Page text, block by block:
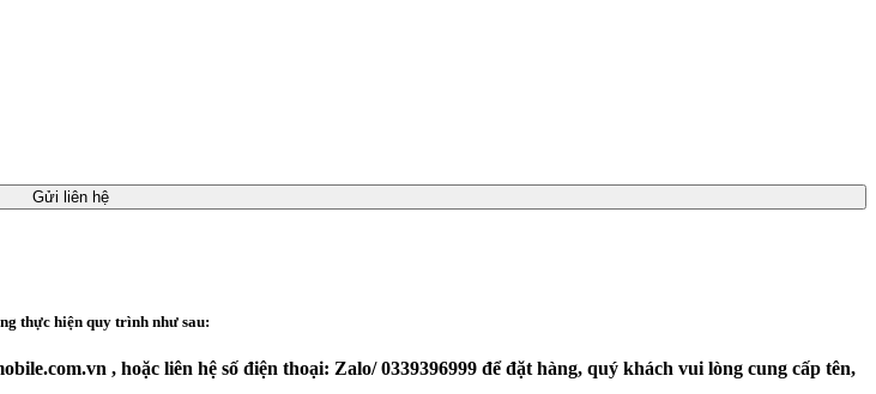
Gửi liên hệ
thực hiện quy trình như sau:
, hoặc liên hệ số điện thoại: Zalo/ 0339396999 để đặt hàng, quý khách vui lòng cung cấp tên,